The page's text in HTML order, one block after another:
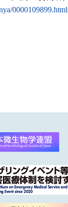
0000109899.html